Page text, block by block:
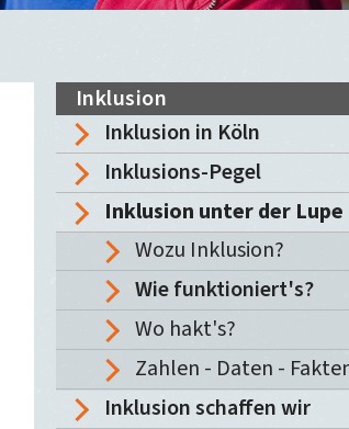
Inklusion
Inklusion in Köln
Inklusions-Pegel
Inklusion unter der Lupe
Wozu Inklusion?
Wie funktioniert's?
Wo hakt's?
Zahlen - Daten -
Inklusion schaffen wir